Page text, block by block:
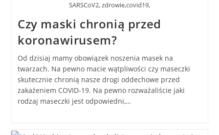
SARSCoV2, zdrowie,covid19,
Czy maski chronią przed
koronawirusem?
Od dzisiaj mamy obowiązek noszenia masek na
twarzach. Na pewno macie wątpliwości czy maseczki
skutecznie chronią nasze drogi oddechowe przed
zakażeniem COVID-19. Na pewno rozważaliście jaki
rodzaj maseczki jest odpowiedni,…